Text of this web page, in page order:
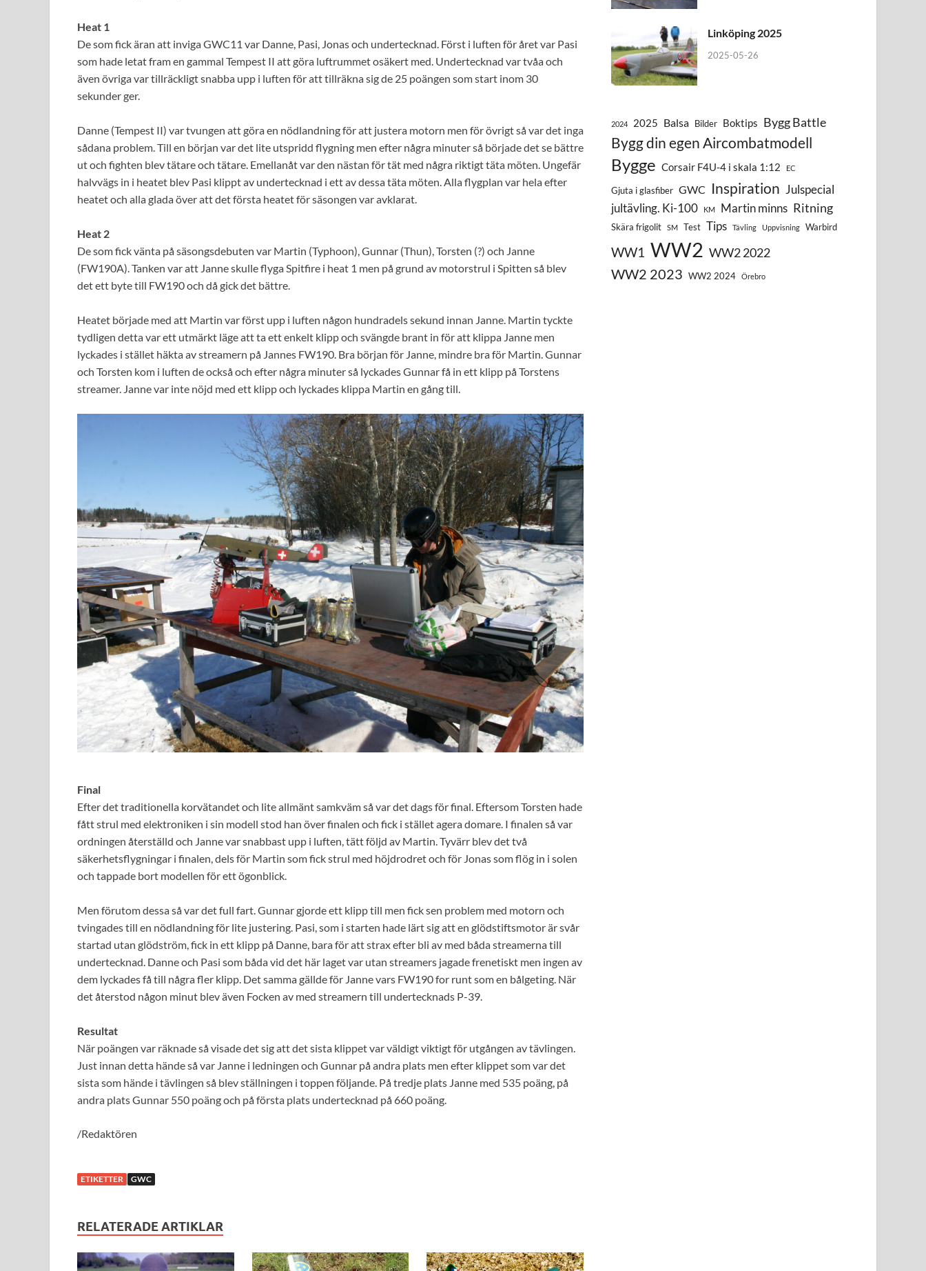
Heat 1
De som fick äran att inviga GWC11 var Danne, Pasi, Jonas och undertecknad. Först i luften för året var Pasi
som hade letat fram en gammal Tempest II att göra luftrummet osäkert med. Undertecknad var tvåa och
även övriga var tillräckligt snabba upp i luften för att tillräkna sig de 25 poängen som start inom 30
sekunder ger.
Danne (Tempest II) var tvungen att göra en nödlandning för att justera motorn men för övrigt så var det inga
sådana problem. Till en början var det lite utspridd flygning men efter några minuter så började det se bättre
ut och fighten blev tätare och tätare. Emellanåt var den nästan för tät med några riktigt täta möten. Ungefär
halvvägs in i heatet blev Pasi klippt av undertecknad i ett av dessa täta möten. Alla flygplan var hela efter
heatet och alla glada över att det första heatet för säsongen var avklarat.
Heat 2
De som fick vänta på säsongsdebuten var Martin (Typhoon), Gunnar (Thun), Torsten (?) och Janne
(FW190A). Tanken var att Janne skulle flyga Spitfire i heat 1 men på grund av motorstrul i Spitten så blev
det ett byte till FW190 och då gick det bättre.
Heatet började med att Martin var först upp i luften någon hundradels sekund innan Janne. Martin tyckte
tydligen detta var ett utmärkt läge att ta ett enkelt klipp och svängde brant in för att klippa Janne men
lyckades i stället häkta av streamern på Jannes FW190. Bra början för Janne, mindre bra för Martin. Gunnar
och Torsten kom i luften de också och efter några minuter så lyckades Gunnar få in ett klipp på Torstens
streamer. Janne var inte nöjd med ett klipp och lyckades klippa Martin en gång till.
Final
Efter det traditionella korvätandet och lite allmänt samkväm så var det dags för final. Eftersom Torsten hade
fått strul med elektroniken i sin modell stod han över finalen och fick i stället agera domare. I finalen så var
ordningen återställd och Janne var snabbast upp i luften, tätt följd av Martin. Tyvärr blev det två
säkerhetsflygningar i finalen, dels för Martin som fick strul med höjdrodret och för Jonas som flög in i solen
och tappade bort modellen för ett ögonblick.
Men förutom dessa så var det full fart. Gunnar gjorde ett klipp till men fick sen problem med motorn och
tvingades till en nödlandning för lite justering. Pasi, som i starten hade lärt sig att en glödstiftsmotor är svår
startad utan glödström, fick in ett klipp på Danne, bara för att strax efter bli av med båda streamerna till
undertecknad. Danne och Pasi som båda vid det här laget var utan streamers jagade frenetiskt men ingen av
dem lyckades få till några fler klipp. Det samma gällde för Janne vars FW190 for runt som en bålgeting. När
det återstod någon minut blev även Focken av med streamern till undertecknads P-39.
Resultat
När poängen var räknade så visade det sig att det sista klippet var väldigt viktigt för utgången av tävlingen.
Just innan detta hände så var Janne i ledningen och Gunnar på andra plats men efter klippet som var det
sista som hände i tävlingen så blev ställningen i toppen följande. På tredje plats Janne med 535 poäng, på
andra plats Gunnar 550 poäng och på första plats undertecknad på 660 poäng.
/Redaktören
ETIKETTER GWC
RELATERADE ARTIKLAR
Linköping 2025
2025-05-26
2024 2025 Balsa Bilder Boktips Bygg Battle
Bygg din egen Aircombatmodell
Bygge Corsair F4U-4 i skala 1:12 EC
Gjuta i glasfiber GWC Inspiration Julspecial
jultävling. Ki-100
KM Martin minns Ritning
Skära frigolit SM Test Tips Tävling Uppvisning Warbird
WW1 WW2 WW2 2022
WW2 2023 WW2 2024 Örebro